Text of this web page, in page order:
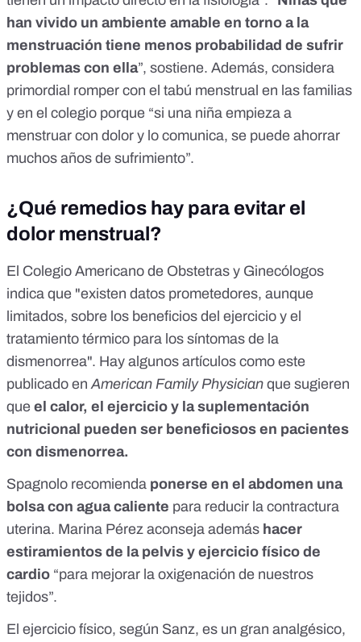
han vivido un ambiente amable en torno a la
menstruación tiene menos probabilidad de sufrir
problemas con ella”, sostiene. Además, considera
primordial romper con el tabú menstrual en las familias
y en el colegio porque “si una niña empieza a
menstruar con dolor y lo comunica, se puede ahorrar
muchos años de sufrimiento”.
¿Qué remedios hay para evitar el
dolor menstrual?
El Colegio Americano de Obstetras y Ginecólogos
indica que "existen datos prometedores, aunque
limitados, sobre los beneficios del ejercicio y el
tratamiento térmico para los síntomas de la
dismenorrea". Hay algunos artículos como este
publicado enAmerican Family Physician que sugieren
que el calor, el ejercicio y la suplementación
nutricional pueden ser beneficiosos en pacientes
con dismenorrea.
Spagnolo recomienda ponerse en el abdomen una
bolsa con agua caliente para reducir la contractura
uterina. Marina Pérez aconseja además hacer
estiramientos de la pelvis y ejercicio físico de
cardio “para mejorar la oxigenación de nuestros
tejidos”.
El ejercicio físico, según Sanz, es un gran analgésico,